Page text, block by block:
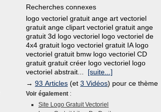
Recherches connexes
logo vectoriel gratuit ange art vectoriel
gratuit ange clipart vectoriel gratuit ange
gratuit 3d logo vectoriel logo vectoriel de
4x4 gratuit logo vectoriel gratuit IA logo
vectoriel gratuit bmw logo vectoriel CD
gratuit gratuit créer logo vectoriel logo
vectoriel abstrait... [suite...]
→ 93 Articles (et 3 Vidéos) pour ce thème
Voir également :
Site Logo Gratuit Vectoriel